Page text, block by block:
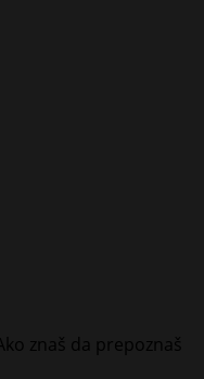
znaš da prepoznaš